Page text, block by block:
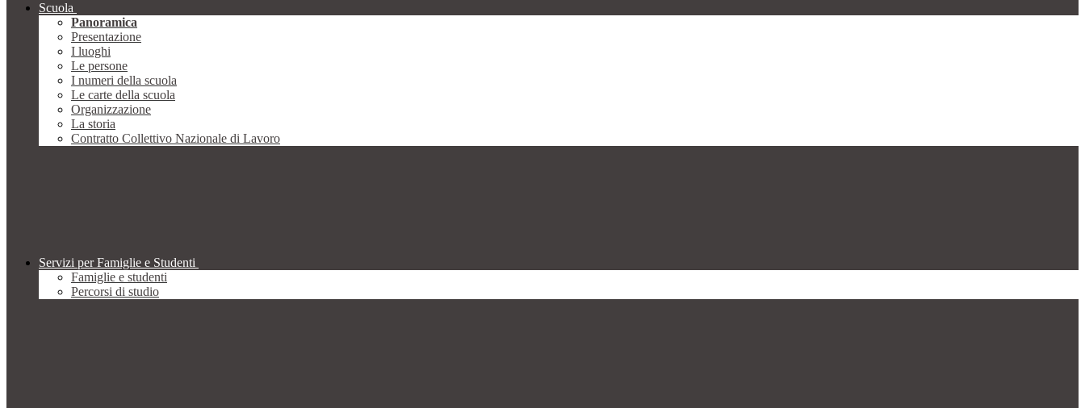
Scuola
Panoramica
Presentazione
I luoghi
Le persone
I numeri della scuola
Le carte della scuola
Organizzazione
La storia
Contratto Collettivo Nazionale di Lavoro
Servizi per Famiglie e Studenti
Famiglie e studenti
Percorsi di studio